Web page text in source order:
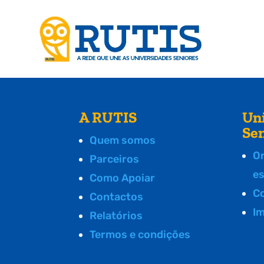
A RUTIS
Quem somos
Parceiros
Como Apoiar
Contactos
Relatórios
Termos e condições